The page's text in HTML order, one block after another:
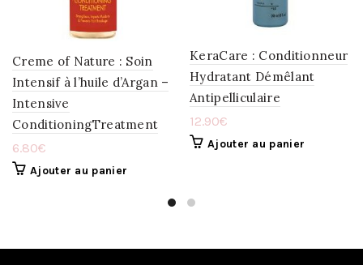
Creme of Nature : Soin
Intensif à l’huile d’Argan –
Intensive
ConditioningTreatment
6.80€
Ajouter au panier
KeraCare : Conditionneur
Hydratant Démêlant
Antipelliculaire
12.90€
Ajouter au panier